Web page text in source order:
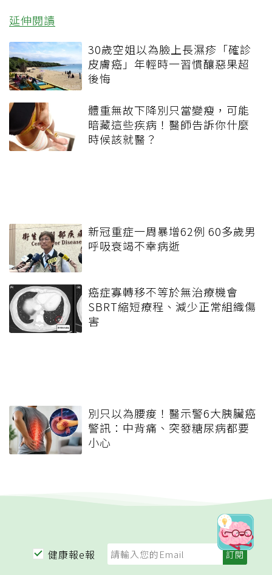
延伸閱讀
30歲空姐以為臉上長濕疹「確診
皮膚癌」年輕時一習慣釀惡果超
後悔
體重無故下降別只當變瘦，可能
暗藏這些疾病！醫師告訴你什麼
時候該就醫？
新冠重症一周暴增62例 60多歲男
呼吸衰竭不幸病逝
癌症寡轉移不等於無治療機會
SBRT縮短療程、減少正常組織傷
害
別只以為腰痠！醫示警6大胰臟癌
警訊：中背痛、突發糖尿病都要
小心
健康報e報